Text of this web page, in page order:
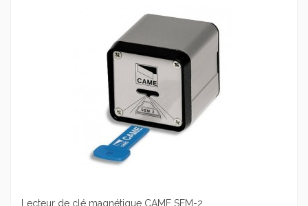
Lecteur de clé magnétique CAME SEM-2